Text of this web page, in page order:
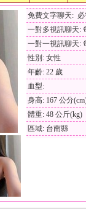
免費文字聊天:
一對多視訊聊天:
一對一視訊聊天:
性別: 女性
年齡: 22 歲
血型:
身高: 167 公分
體重: 48 公斤(kg)
區域: 台南縣